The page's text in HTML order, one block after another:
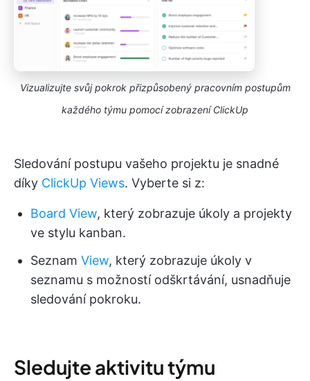
Vizualizujte svůj pokrok přizpůsobený pracovním postupům
každého týmu pomocí zobrazení ClickUp
Sledování postupu vašeho projektu je snadné
díky ClickUp Views. Vyberte si z:
Board View, který zobrazuje úkoly a projekty
ve stylu kanban.
Seznam View, který zobrazuje úkoly v
seznamu s možností odškrtávání, usnadňuje
sledování pokroku.
Sledujte aktivitu týmu